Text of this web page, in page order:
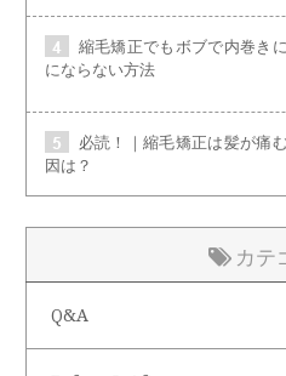
縮毛矯正でもボブで内巻き
にならない方法
必読！｜縮毛矯正は髪が痛
因は？
カテ
Q&A